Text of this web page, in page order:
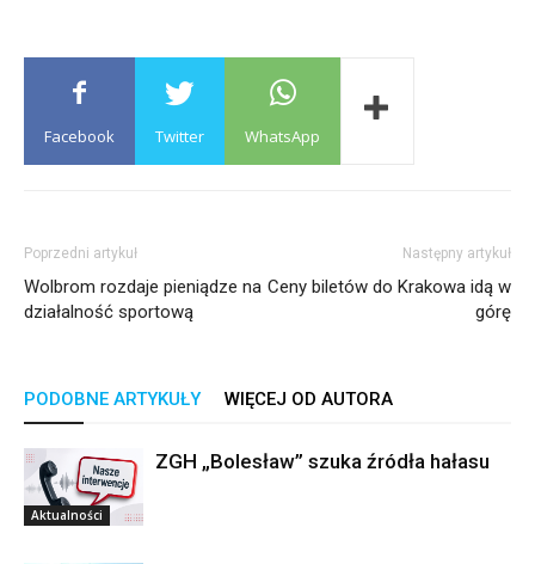
Facebook Twitter WhatsApp
Poprzedni artykuł
Wolbrom rozdaje pieniądze na
działalność sportową
Następny artykuł
Ceny biletów do Krakowa idą w
górę
PODOBNE ARTYKUŁY WIĘCEJ OD AUTORA
Aktualności
ZGH „Bolesław” szuka źródła hałasu